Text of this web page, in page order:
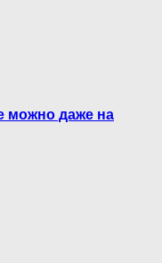
можно даже на